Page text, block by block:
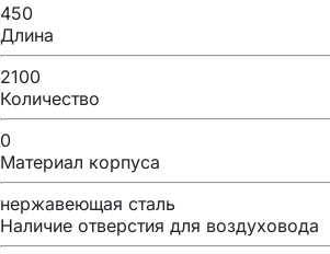
450
Длина
2100
Количество
0
Материал корпуса
нержавеющая сталь
Наличие отверстия для воздуховода